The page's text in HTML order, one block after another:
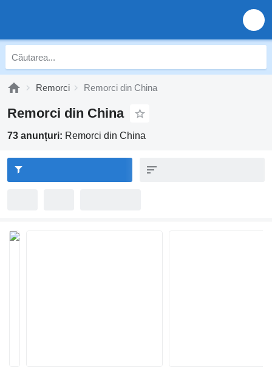
Remorci Remorci din China
Remorci din China
73 anunțuri: Remorci din China